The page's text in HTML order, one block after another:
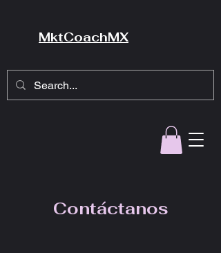
MktCoachMX
Contáctanos